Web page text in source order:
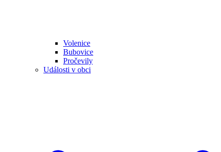
Volenice
Bubovice
Pročevily
Události v obci